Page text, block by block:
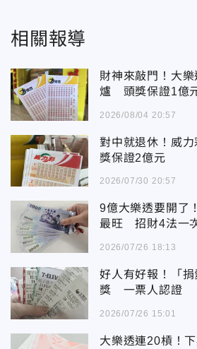
相關報導
財神來敲門！大
爐 頭獎保證1億
2026/08/04 20:57
對中就退休！威
獎保證2億元
2026/07/30 20:57
9億大樂透要開了
最旺 招財4法一
2026/07/26 18:13
好人有好報！「
獎 一票人認證
2026/07/26 15:01
大樂透連20槓！